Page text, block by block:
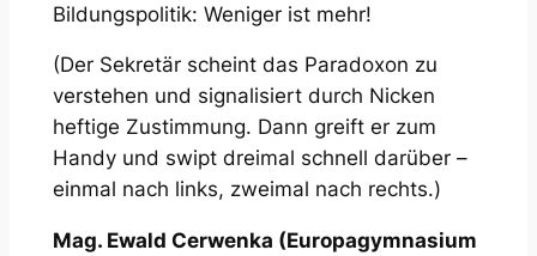
Bildungspolitik: Weniger ist mehr!
(Der Sekretär scheint das Paradoxon zu
verstehen und signalisiert durch Nicken
heftige Zustimmung. Dann greift er zum
Handy und swipt dreimal schnell darüber –
einmal nach links, zweimal nach rechts.)
Mag. Ewald Cerwenka (Europagymnasium